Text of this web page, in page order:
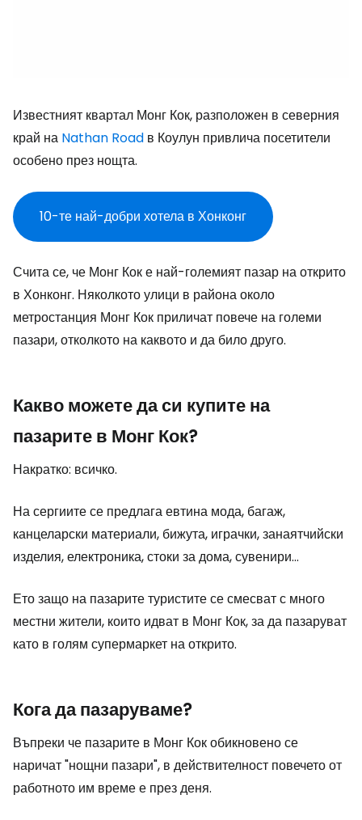
Известният квартал Монг Кок, разположен в северния
край на Nathan Road в Коулун привлича посетители
особено през нощта.
10-те най-добри хотела в Хонконг
Счита се, че Монг Кок е най-големият пазар на открито
в Хонконг. Няколкото улици в района около
метростанция Монг Кок приличат повече на големи
пазари, отколкото на каквото и да било друго.
Какво можете да си купите на
пазарите в Монг Кок?
Накратко: всичко.
На сергиите се предлага евтина мода, багаж,
канцеларски материали, бижута, играчки, занаятчийски
изделия, електроника, стоки за дома, сувенири...
Ето защо на пазарите туристите се смесват с много
местни жители, които идват в Монг Кок, за да пазаруват
като в голям супермаркет на открито.
Кога да пазаруваме?
Въпреки че пазарите в Монг Кок обикновено се
наричат "нощни пазари", в действителност повечето от
работното им време е през деня.